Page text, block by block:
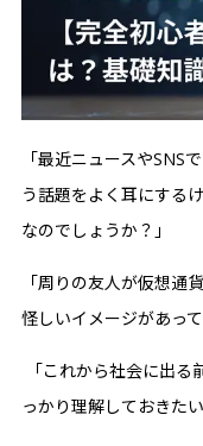
「最近ニュースやSNS
う話題をよく耳にする
なのでしょうか？」
「周りの友人が仮想通
怪しいイメージがあっ
「これから社会に出
っかり理解しておきたい